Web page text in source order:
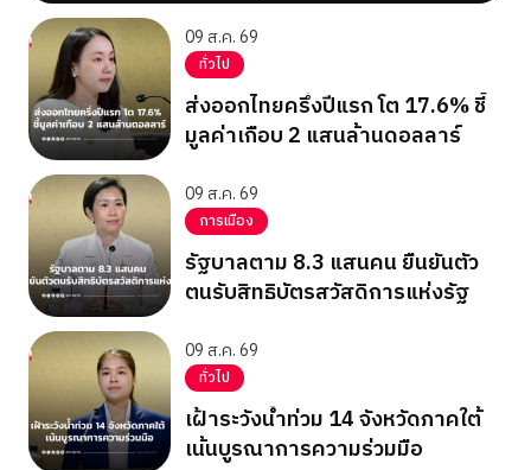
09 ส.ค. 69
ทั่วไป
ส่งออกไทยครึ่งปีแรก โต 17.6% ชี้
มูลค่าเกือบ 2 แสนล้านดอลลาร์
09 ส.ค. 69
การเมือง
รัฐบาลตาม 8.3 แสนคน ยืนยันตัว
ตนรับสิทธิบัตรสวัสดิการแห่งรัฐ
09 ส.ค. 69
ทั่วไป
เฝ้าระวังน้ำท่วม 14 จังหวัดภาคใต้
เน้นบูรณาการความร่วมมือ